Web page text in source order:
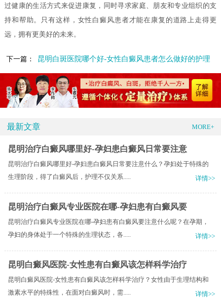
过健康的生活方式来促进康复，同时寻求家庭、朋友和专业组织的支
持和帮助。只有这样，女性白癜风患者才能在康复的道路上走得更
远，拥有更美好的未来。
下一篇： 昆明白斑医院哪个好-女性白癜风患者怎么做好的护理
最新文章 MORE+
昆明治疗白癜风哪里好-孕妇患白癜风日常要注意
昆明治疗白癜风哪里好-孕妇患白癜风日常要注意什么？孕妇处于特殊的
生理阶段，得了白癜风后，护理不仅关系.....
详情>>
昆明治疗白癜风专业医院在哪-孕妇患有白癜风要
昆明治疗白癜风专业医院在哪-孕妇患有白癜风要注意什么呢？在孕期，
孕妇的身体处于一个特殊的生理状态，各.....
详情>>
昆明白癜风医院-女性患有白癜风该怎样科学治疗
昆明白癜风医院-女性患有白癜风该怎样科学治疗？女性由于生理结构和
激素水平的特殊性，在面对白癜风时，需.....
详情>>